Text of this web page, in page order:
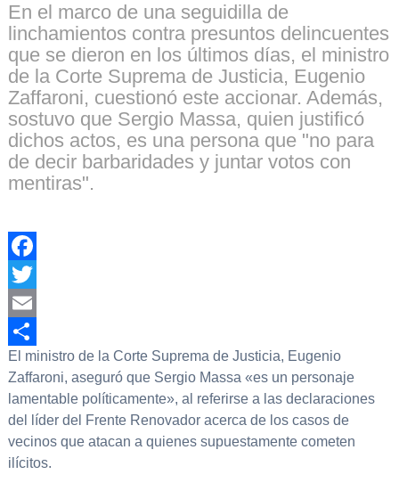
En el marco de una seguidilla de
linchamientos contra presuntos delincuentes
que se dieron en los últimos días, el ministro
de la Corte Suprema de Justicia, Eugenio
Zaffaroni, cuestionó este accionar. Además,
sostuvo que Sergio Massa, quien justificó
dichos actos, es una persona que "no para
de decir barbaridades y juntar votos con
mentiras".
Facebook
Twitter
Email
Compartir
El ministro de la Corte Suprema de Justicia, Eugenio
Zaffaroni, aseguró que Sergio Massa «es un personaje
lamentable políticamente», al referirse a las declaraciones
del líder del Frente Renovador acerca de los casos de
vecinos que atacan a quienes supuestamente cometen
ilícitos.